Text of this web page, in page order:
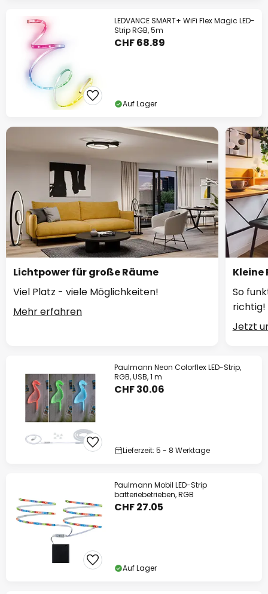
LEDVANCE SMART+ WiFi Flex Magic LED-
Strip RGB, 5m
CHF 68.89
Auf Lager
Lichtpower für große Räume
Viel Platz - viele Möglichkeiten!
Mehr erfahren
Kleine
So
richtig!
Jetzt
Paulmann Neon Colorflex LED-Strip,
RGB, USB, 1 m
CHF 30.06
Lieferzeit: 5 - 8 Werktage
Paulmann Mobil LED-Strip
batteriebetrieben, RGB
CHF 27.05
Auf Lager